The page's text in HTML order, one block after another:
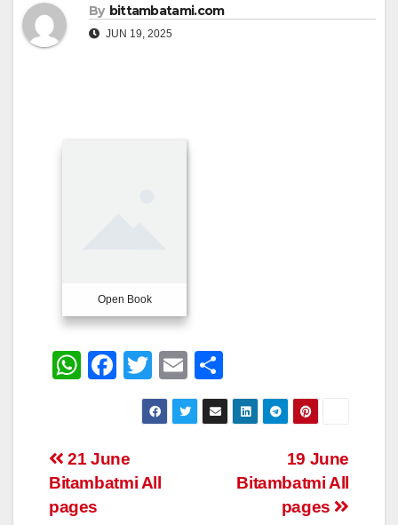
By bittambatami.com
JUN 19, 2025
Open Book
W
s
A
p
F
e
b
T
wi
tt
E
m
ail
h
ar
Post
navigation
19 June
Bitambatmi All
pages
21 June
Bitambatmi All
pages